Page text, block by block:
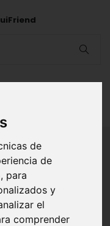
de
de
para
y
el
comprender
Dominguez